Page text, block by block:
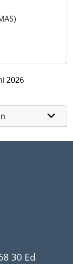
2026
30 Ed